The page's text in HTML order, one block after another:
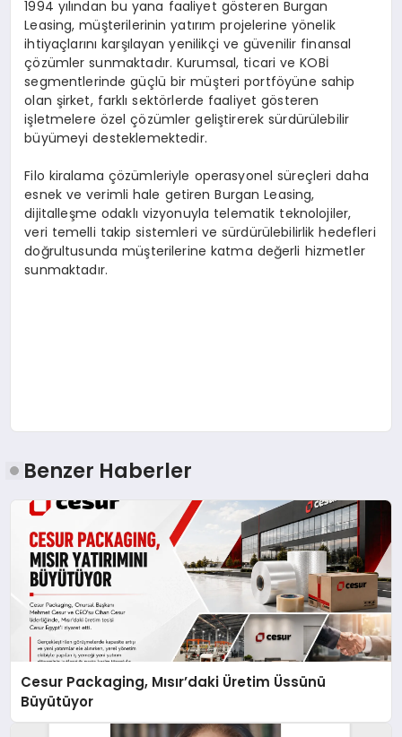
1994 yılından bu yana faaliyet gösteren Burgan
Leasing, müşterilerinin yatırım projelerine yönelik
ihtiyaçlarını karşılayan yenilikçi ve güvenilir finansal
çözümler sunmaktadır. Kurumsal, ticari ve KOBİ
segmentlerinde güçlü bir müşteri portföyüne sahip
olan şirket, farklı sektörlerde faaliyet gösteren
işletmelere özel çözümler geliştirerek sürdürülebilir
büyümeyi desteklemektedir.
Filo kiralama çözümleriyle operasyonel süreçleri daha
esnek ve verimli hale getiren Burgan Leasing,
dijitalleşme odaklı vizyonuyla telematik teknolojiler,
veri temelli takip sistemleri ve sürdürülebilirlik hedefleri
doğrultusunda müşterilerine katma değerli hizmetler
sunmaktadır.
Benzer Haberler
Cesur Packaging, Mısır’daki Üretim Üssünü
Büyütüyor